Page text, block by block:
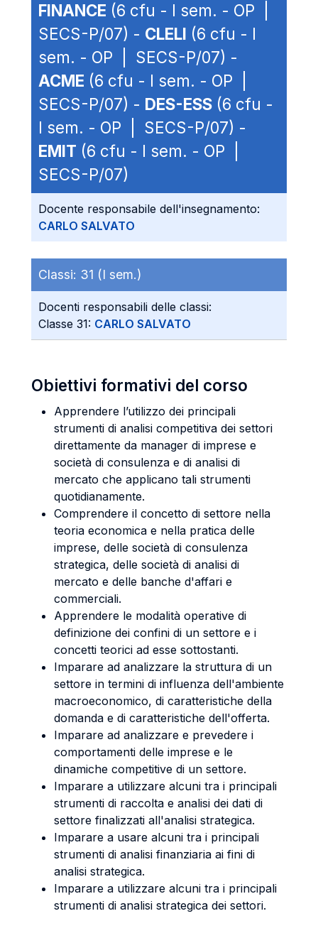
FINANCE (6 cfu - I sem. - OP |
SECS-P/07) - CLELI (6 cfu - I
sem. - OP | SECS-P/07) -
ACME (6 cfu - I sem. - OP |
SECS-P/07) - DES-ESS (6 cfu -
I sem. - OP | SECS-P/07) -
EMIT (6 cfu - I sem. - OP |
SECS-P/07)
Docente responsabile dell'insegnamento:
CARLO SALVATO
Classi: 31 (I sem.)
Docenti responsabili delle classi:
Classe 31: CARLO SALVATO
Obiettivi formativi del corso
Apprendere l’utilizzo dei principali
strumenti di analisi competitiva dei settori
direttamente da manager di imprese e
società di consulenza e di analisi di
mercato che applicano tali strumenti
quotidianamente.
Comprendere il concetto di settore nella
teoria economica e nella pratica delle
imprese, delle società di consulenza
strategica, delle società di analisi di
mercato e delle banche d'affari e
commerciali.
Apprendere le modalità operative di
definizione dei confini di un settore e i
concetti teorici ad esse sottostanti.
Imparare ad analizzare la struttura di un
settore in termini di influenza dell'ambiente
macroeconomico, di caratteristiche della
domanda e di caratteristiche dell'offerta.
Imparare ad analizzare e prevedere i
comportamenti delle imprese e le
dinamiche competitive di un settore.
Imparare a utilizzare alcuni tra i principali
strumenti di raccolta e analisi dei dati di
settore finalizzati all'analisi strategica.
Imparare a usare alcuni tra i principali
strumenti di analisi finanziaria ai fini di
analisi strategica.
Imparare a utilizzare alcuni tra i principali
strumenti di analisi strategica dei settori.